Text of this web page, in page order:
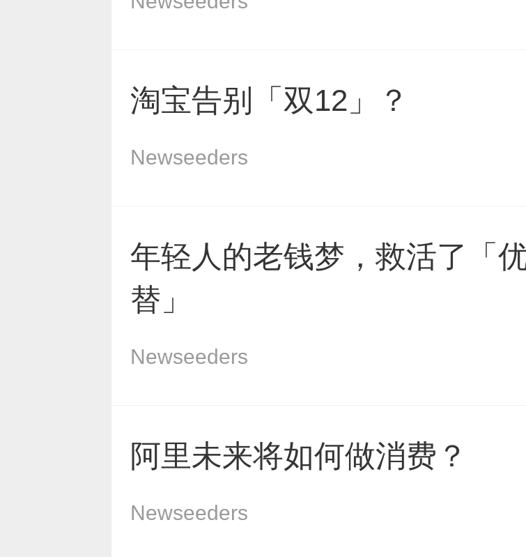
淘宝告别「双12」？
Newseeders
年轻人的老钱梦，救活了「
替」
Newseeders
阿里未来将如何做消费？
Newseeders